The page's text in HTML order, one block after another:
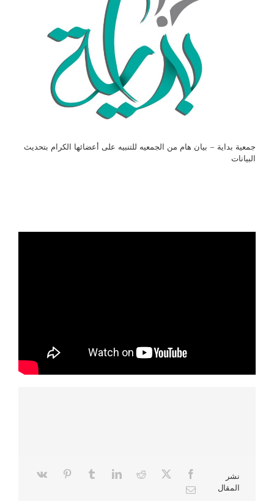
جمعية بداية – بيان هام من الجمعيه للتنبيه على أعضائها الكرام بتحديث
البيانات
نشر
المقال